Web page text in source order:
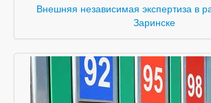
Внешняя независимая экспертиза в
Заринске